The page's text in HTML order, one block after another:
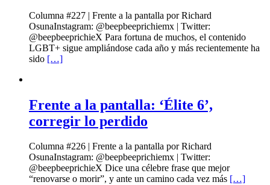
Columna #227 | Frente a la pantalla por Richard
OsunaInstagram: @beepbeeprichiemx | Twitter:
@beepbeeprichieX Para fortuna de muchos, el contenido
LGBT+ sigue ampliándose cada año y más recientemente ha
sido […]
Frente a la pantalla: ‘Élite 6’,
corregir lo perdido
Columna #226 | Frente a la pantalla por Richard
OsunaInstagram: @beepbeeprichiemx | Twitter:
@beepbeeprichieX Dice una célebre frase que mejor
“renovarse o morir”, y ante un camino cada vez más […]